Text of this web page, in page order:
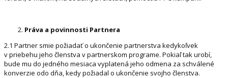
Práva a povinnosti Partnera
2.1 Partner smie požiadať o ukončenie partnerstva kedykoľvek
v priebehu jeho členstva v partnerskom programe. Pokiaľ tak urobí,
bude mu do jedného mesiaca vyplatená jeho odmena za schválené
konverzie odo dňa, kedy požiadal o ukončenie svojho členstva.